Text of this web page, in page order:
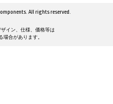
All rights reserved.
イン、仕様、価格等は
場合があります。